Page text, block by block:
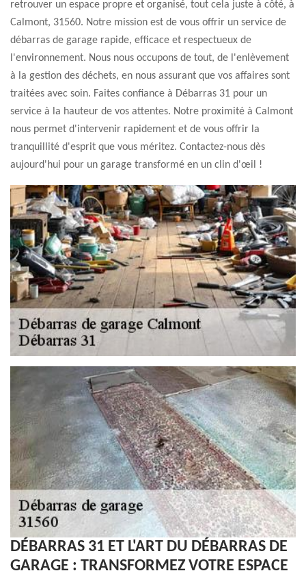
retrouver un espace propre et organisé, tout cela juste à côté, à
Calmont, 31560. Notre mission est de vous offrir un service de
débarras de garage rapide, efficace et respectueux de
l'environnement. Nous nous occupons de tout, de l'enlèvement
à la gestion des déchets, en nous assurant que vos affaires sont
traitées avec soin. Faites confiance à Débarras 31 pour un
service à la hauteur de vos attentes. Notre proximité à Calmont
nous permet d'intervenir rapidement et de vous offrir la
tranquillité d'esprit que vous méritez. Contactez-nous dès
aujourd'hui pour un garage transformé en un clin d'œil !
DÉBARRAS 31 ET L'ART DU DÉBARRAS DE
GARAGE : TRANSFORMEZ VOTRE ESPACE